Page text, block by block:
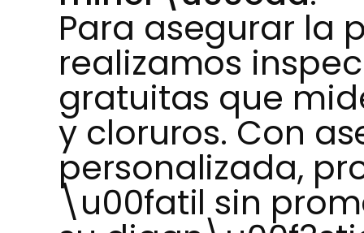
Para asegurar la
realizamos
gratuitas que
y cloruros. Con
personalizada,
\u00fatil sin